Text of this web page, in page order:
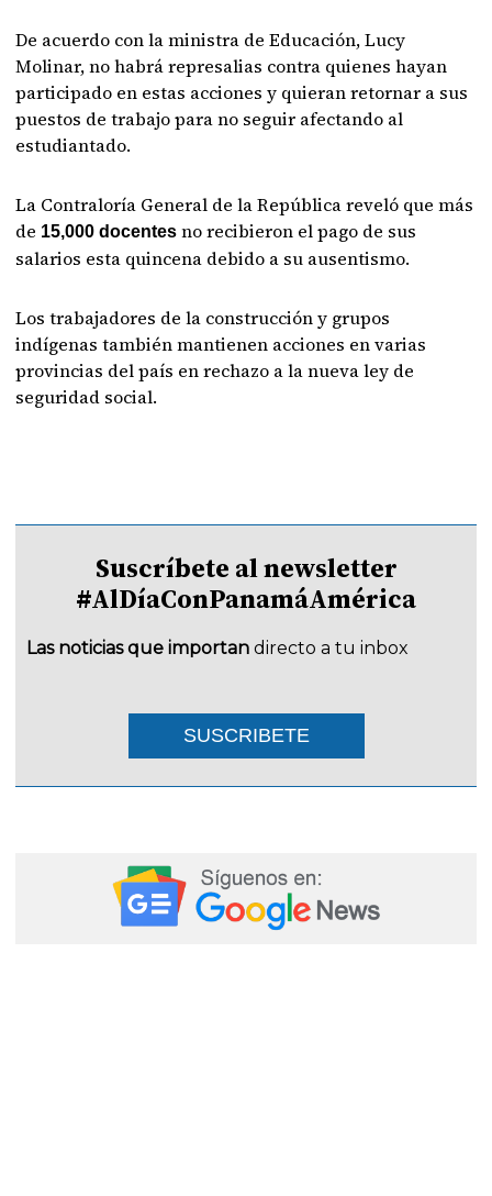
De acuerdo con la ministra de Educación, Lucy
Molinar, no habrá represalias contra quienes hayan
participado en estas acciones y quieran retornar a sus
puestos de trabajo para no seguir afectando al
estudiantado.
La Contraloría General de la República reveló que más
de 15,000 docentes no recibieron el pago de sus
salarios esta quincena debido a su ausentismo.
Los trabajadores de la construcción y grupos
indígenas también mantienen acciones en varias
provincias del país en rechazo a la nueva ley de
seguridad social.
Suscríbete al newsletter
#AlDíaConPanamáAmérica
Las noticias que importan directo a tu inbox
SUSCRIBETE